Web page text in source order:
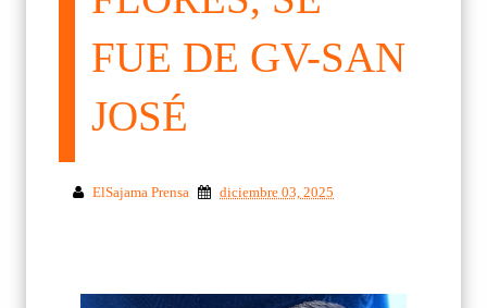
FUE DE GV-SAN
JOSÉ
ElSajama Prensa diciembre 03, 2025